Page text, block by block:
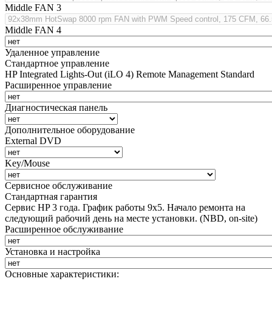
Middle FAN 3
Middle FAN 4
Удаленное управление
Стандартное управление
HP Integrated Lights-Out (iLO 4) Remote Management Standard
Расширенное управление
Диагностическая панель
Дополнительное оборудование
External DVD
Key/Mouse
Сервисное обслуживание
Стандартная гарантия
Сервис HP 3 года. График работы 9х5. Начало ремонта на
следующий рабочий день на месте установки. (NBD, on-site)
Расширенное обслуживание
Установка и настройка
Основные характеристики: